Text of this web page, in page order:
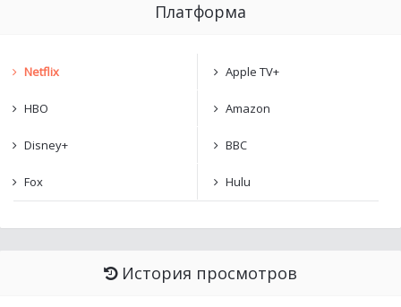
Платформа
Netflix Apple TV+
HBO Amazon
Disney+ BBC
Fox Hulu
История просмотров